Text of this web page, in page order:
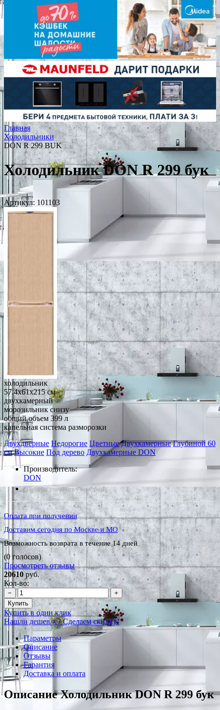
Главная
Холодильники
DON R 299 BUK
Холодильник DON R 299 бук
Артикул: 101103
холодильник
57.4x61x215 см
двухкамерный
морозильник снизу
общий объем 399 л
капельная система разморозки
Двухдверные Недорогие Цветные Двухкамерные Глубиной 60
см Высокие Под дерево Двухкамерные DON
Производитель:
DON
*Наличие уточняйте у менеджера
Оплата при получении
Доставим сегодня по Москве и МО
Возможность возврата в течение 14 дней
(0 голосов)
Просмотреть отзывы
20610руб.
Кол-во:
−
+
Купить
Купить в один клик
Нашли дешевле? Сделаем скидку!
Параметры
Описание
Отзывы
Гарантия
Доставка и оплата
Описание Холодильник DON R 299 бук